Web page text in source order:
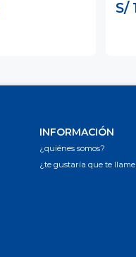
S/
INFORMACIÓN
¿quiénes somos?
¿te gustaría que te